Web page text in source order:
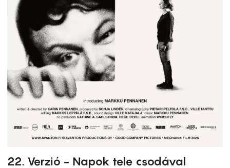
22. Verzió - Napok tele csodával